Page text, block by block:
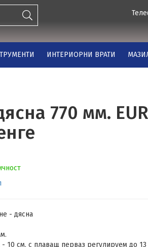
ИНТЕРИОРНИ ВРАТИ
770 мм.
- дясна
- 10 см. с плаващ перваз регулируем до 13